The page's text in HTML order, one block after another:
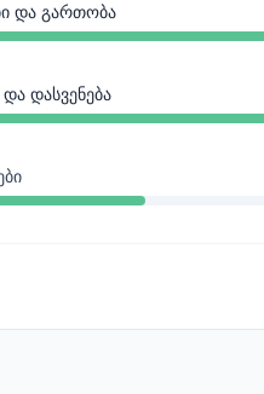
და გართობა
დასვენება